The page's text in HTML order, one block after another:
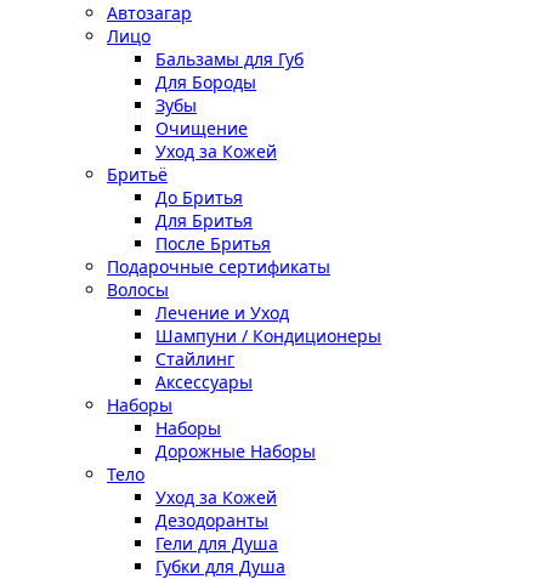
Автозагар
Лицо
Бальзамы для Губ
Для Бороды
Зубы
Очищение
Уход за Кожей
Бритьё
До Бритья
Для Бритья
После Бритья
Подарочные сертификаты
Волосы
Лечение и Уход
Шампуни / Кондиционеры
Стайлинг
Аксессуары
Наборы
Наборы
Дорожные Наборы
Тело
Уход за Кожей
Дезодоранты
Гели для Душа
Губки для Душа